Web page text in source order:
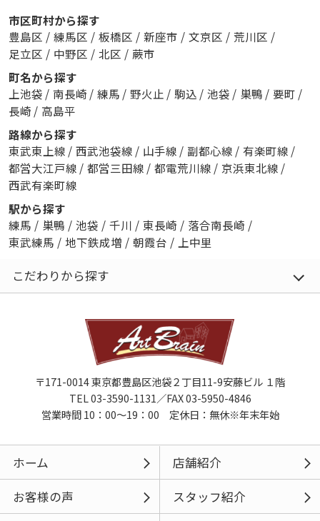
市区町村から探す
豊島区 / 練馬区 / 板橋区 / 新座市 / 文京区 / 荒川区 /
足立区 / 中野区 / 北区 / 蕨市
町名から探す
上池袋 / 南長崎 / 練馬 / 野火止 / 駒込 / 池袋 / 巣鴨 / 要町 /
長崎 / 高島平
路線から探す
東武東上線 / 西武池袋線 / 山手線 / 副都心線 / 有楽町線 /
都営大江戸線 / 都営三田線 / 都電荒川線 / 京浜東北線 /
西武有楽町線
駅から探す
練馬 / 巣鴨 / 池袋 / 千川 / 東長崎 / 落合南長崎 /
東武練馬 / 地下鉄成増 / 朝霞台 / 上中里
こだわりから探す
〒171-0014 東京都豊島区池袋２丁目11-9安藤ビル １階
TEL 03-3590-1131／FAX 03-5950-4846
営業時間 10：00～19：00 定休日：無休※年末年始
ホーム
店舗紹介
お客様の声
スタッフ紹介